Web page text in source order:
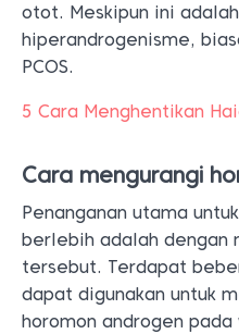
otot. Meskipun ini
hiperandrogenisme,
PCOS.
5 Cara Menghentikan
Cara mengurangi
Penanganan utama
berlebih adalah dengan
tersebut. Terdapat
dapat digunakan untuk
horomon androgen